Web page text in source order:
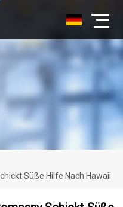
Süße Hilfe Nach Hawaii